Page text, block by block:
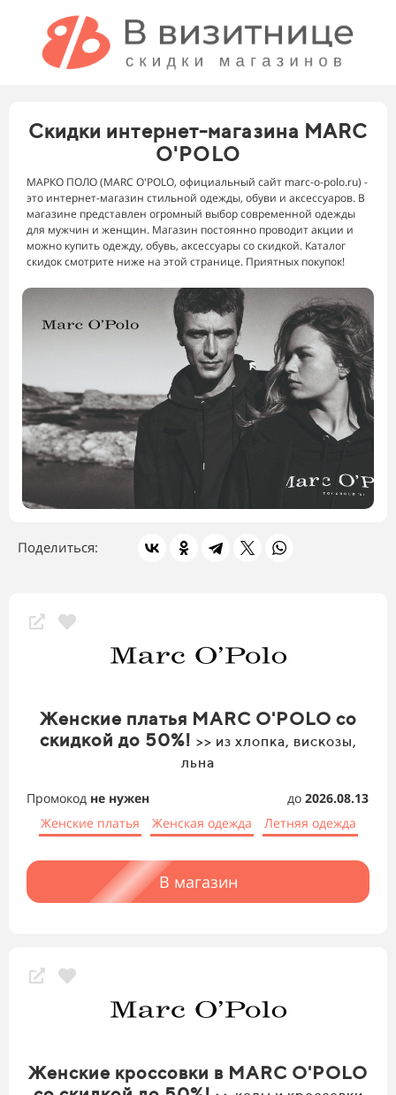
Скидки интернет-магазина MARC
O'POLO
МАРКО ПОЛО (MARC O'POLO, официальный сайт marc-o-polo.ru) -
это интернет-магазин стильной одежды, обуви и аксессуаров. В
магазине представлен огромный выбор современной одежды
для мужчин и женщин. Магазин постоянно проводит акции и
можно купить одежду, обувь, аксессуары со скидкой. Каталог
скидок смотрите ниже на этой странице. Приятных покупок!
Поделиться:
Женские платья MARC O'POLO со
скидкой до 50%! >> из хлопка, вискозы,
льна
Промокод не нужен до 2026.08.13
Женские платья
Женская одежда Летняя одежда
В магазин
Женские кроссовки в MARC O'POLO